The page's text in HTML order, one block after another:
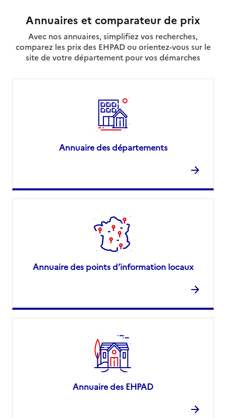
Annuaires et comparateur de prix
Avec nos annuaires, simplifiez vos recherches,
comparez les prix des EHPAD ou orientez-vous sur le
site de votre département pour vos démarches
Annuaire des départements
Annuaire des points d’information locaux
Annuaire des EHPAD